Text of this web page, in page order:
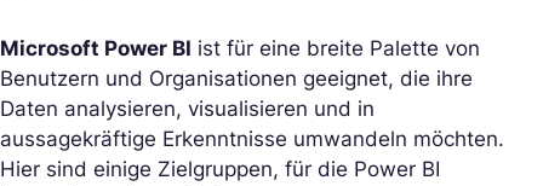
Microsoft Power BI ist für eine breite Palette von
Benutzern und Organisationen geeignet, die ihre
Daten analysieren, visualisieren und in
aussagekräftige Erkenntnisse umwandeln möchten.
Hier sind einige Zielgruppen, für die Power BI